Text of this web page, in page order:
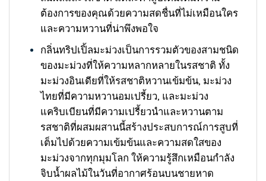
ต้องการของคุณด้วยความสดชื่นที่ไม่เหมือนใคร
และความหวานที่น่าพึงพอใจ
กลิ่นทริปเปิ้ลมะม่วงเป็นการรวมตัวของสามชนิด
ของมะม่วงที่ให้ความหลากหลายในรสชาติ ทั้ง
มะม่วงอินเดียที่ให้รสชาติหวานเข้มข้น, มะม่วง
ไทยที่มีความหวานอมเปรี้ยว, และมะม่วง
แคริบเบียนที่มีความเปรี้ยวนำและหวานตาม
รสชาติที่ผสมผสานนี้สร้างประสบการณ์การสูบที่
เต็มไปด้วยความเข้มข้นและความสดใสของ
มะม่วงจากทุกมุมโลก ให้ความรู้สึกเหมือนกำลัง
จิบน้ำผลไม้ในวันที่อากาศร้อนบนชายหาด